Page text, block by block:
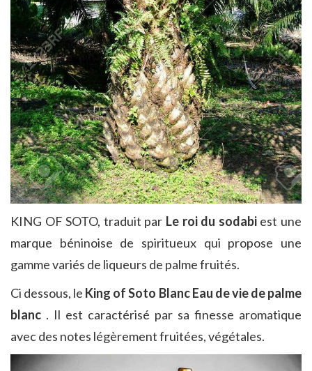
KING OF SOTO, traduit par Le roi du sodabiest une
marque béninoise de spiritueux qui propose une
gamme variés de liqueurs de palme fruités.
Ci dessous, le King of Soto Blanc Eau de vie de palme
blanc . Il est caractérisé par sa finesse aromatique
avec des notes légèrement fruitées, végétales.